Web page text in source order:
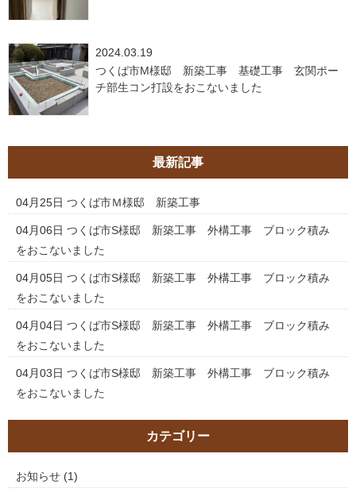
2024.03.19
つくば市M様邸 新築工事 基礎工事 玄関ポー
チ部生コン打設をおこないました
最新記事
04月25日 つくば市Ｍ様邸 新築工事
04月06日 つくば市S様邸 新築工事 外構工事 ブロック積み
をおこないました
04月05日 つくば市S様邸 新築工事 外構工事 ブロック積み
をおこないました
04月04日 つくば市S様邸 新築工事 外構工事 ブロック積み
をおこないました
04月03日 つくば市S様邸 新築工事 外構工事 ブロック積み
をおこないました
カテゴリー
お知らせ (1)